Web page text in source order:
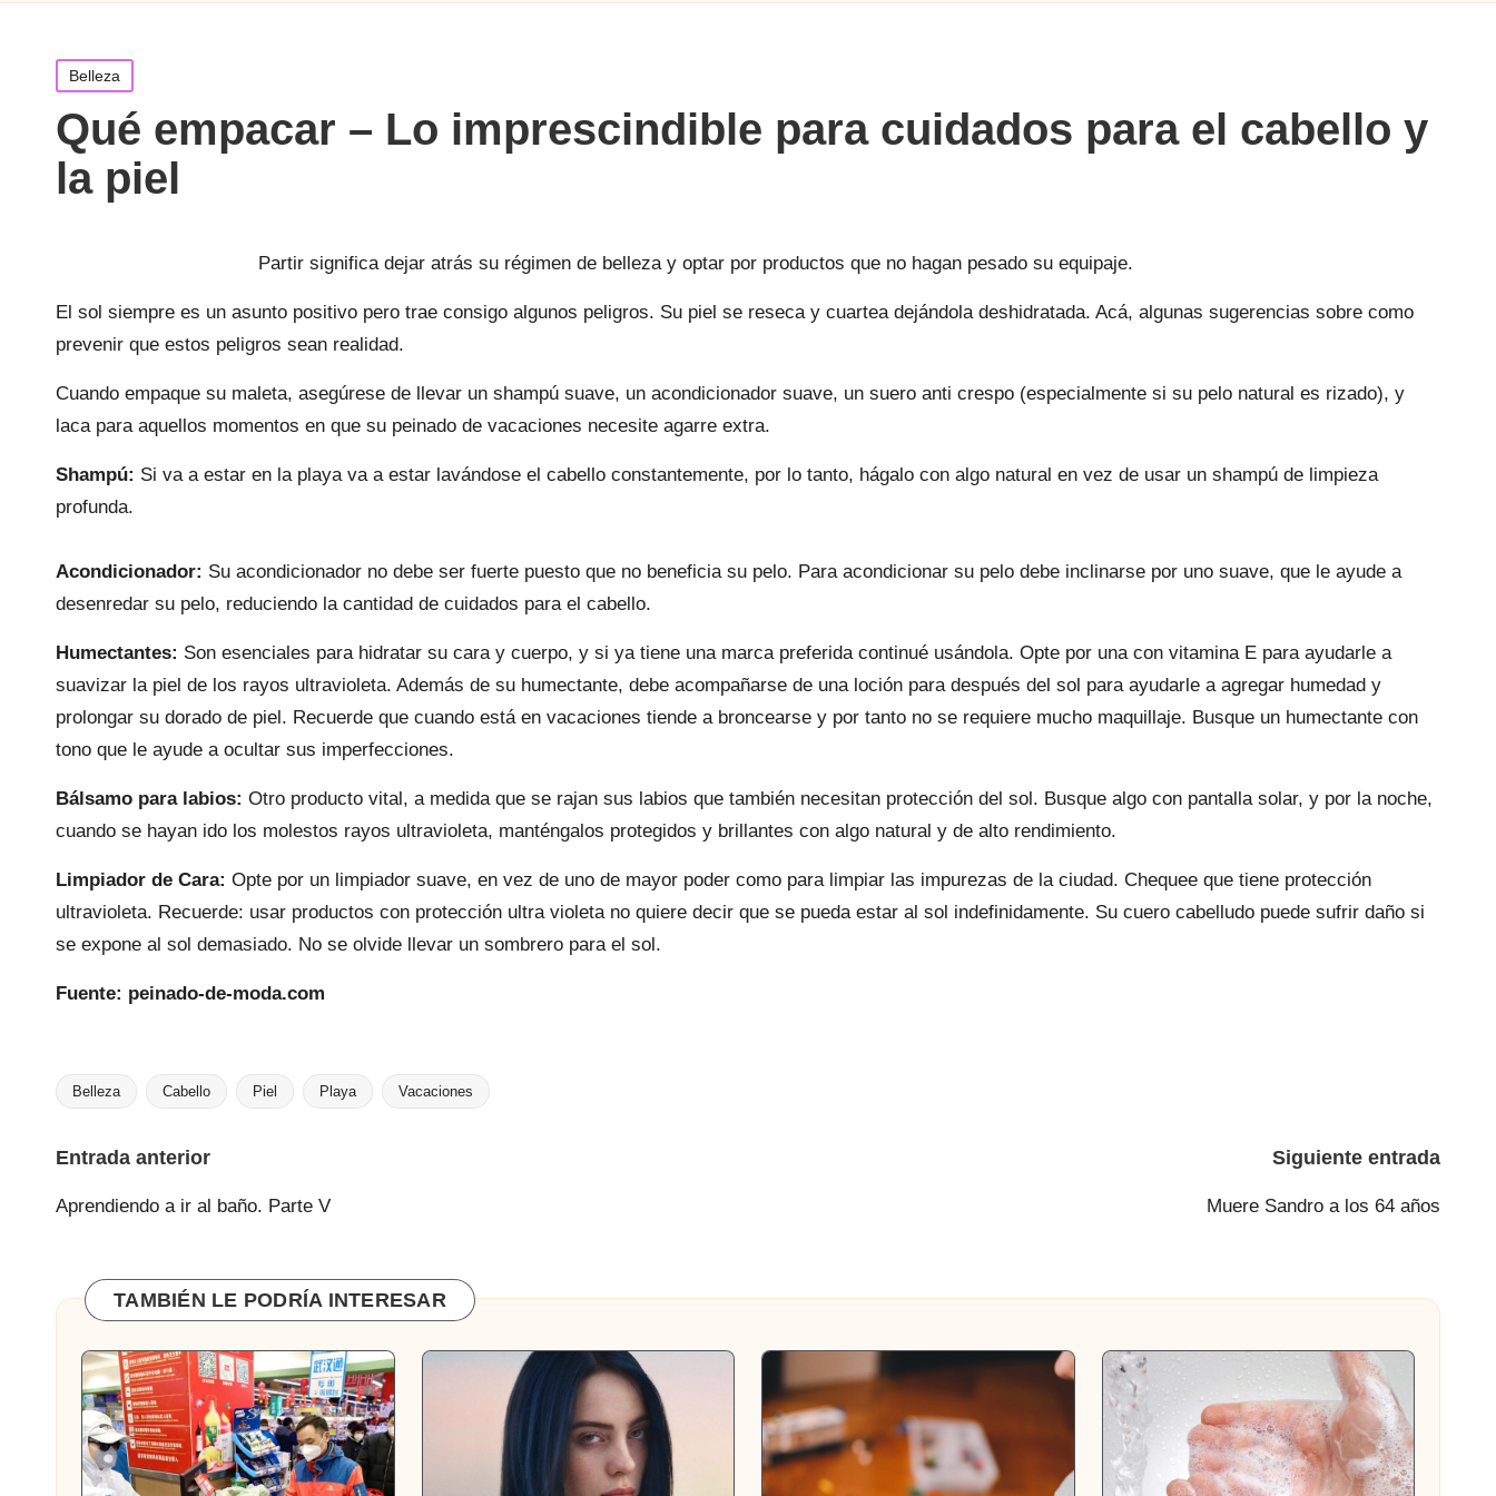
Publicada
en
Belleza
Qué empacar – Lo imprescindible para cuidados para el cabello y
la piel
Partir significa dejar atrás su régimen de belleza y optar por productos que no hagan pesado su equipaje.
El sol siempre es un asunto positivo pero trae consigo algunos peligros. Su piel se reseca y cuartea dejándola deshidratada. Acá, algunas sugerencias sobre como
prevenir que estos peligros sean realidad.
Cuando empaque su maleta, asegúrese de llevar un shampú suave, un acondicionador suave, un suero anti crespo (especialmente si su pelo natural es rizado), y
laca para aquellos momentos en que su peinado de vacaciones necesite agarre extra.
Shampú: Si va a estar en la playa va a estar lavándose el cabello constantemente, por lo tanto, hágalo con algo natural en vez de usar un shampú de limpieza
profunda.
Acondicionador: Su acondicionador no debe ser fuerte puesto que no beneficia su pelo. Para acondicionar su pelo debe inclinarse por uno suave, que le ayude a
desenredar su pelo, reduciendo la cantidad de cuidados para el cabello.
Humectantes: Son esenciales para hidratar su cara y cuerpo, y si ya tiene una marca preferida continué usándola. Opte por una con vitamina E para ayudarle a
suavizar la piel de los rayos ultravioleta. Además de su humectante, debe acompañarse de una loción para después del sol para ayudarle a agregar humedad y
prolongar su dorado de piel. Recuerde que cuando está en vacaciones tiende a broncearse y por tanto no se requiere mucho maquillaje. Busque un humectante con
tono que le ayude a ocultar sus imperfecciones.
Bálsamo para labios: Otro producto vital, a medida que se rajan sus labios que también necesitan protección del sol. Busque algo con pantalla solar, y por la noche,
cuando se hayan ido los molestos rayos ultravioleta, manténgalos protegidos y brillantes con algo natural y de alto rendimiento.
Limpiador de Cara: Opte por un limpiador suave, en vez de uno de mayor poder como para limpiar las impurezas de la ciudad. Chequee que tiene protección
ultravioleta. Recuerde: usar productos con protección ultra violeta no quiere decir que se pueda estar al sol indefinidamente. Su cuero cabelludo puede sufrir daño si
se expone al sol demasiado. No se olvide llevar un sombrero para el sol.
Fuente: peinado-de-moda.com
Etiquetas:
Belleza Cabello Piel Playa Vacaciones
Navegación
de
Entrada anterior
Aprendiendo a ir al baño. Parte V
Siguiente entrada
Muere Sandro a los 64 años
TAMBIÉN LE PODRÍA INTERESAR